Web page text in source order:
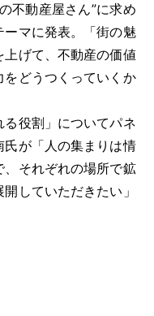
不動産屋さん”に求め
マに発表。「街の魅
げて、不動産の価値
どうつくっていくか
役割」についてパネ
氏が「人の集まりは情
それぞれの場所で鉱
していただきたい」